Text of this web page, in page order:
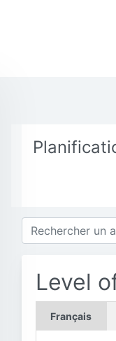
Level
Français